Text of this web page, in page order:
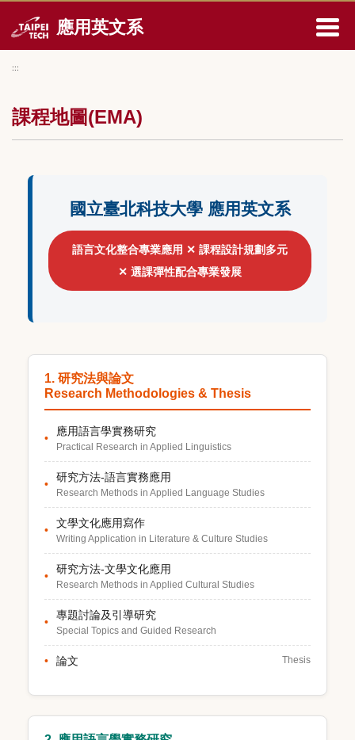
到
區
應用英文系
:::
課程地圖(EMA)
國立臺北科技大學 應用英文系
語言文化整合專業應用 ✕ 課程設計規劃多元
✕ 選課彈性配合專業發展
1. 研究法與論文
Research Methodologies & Thesis
應用語言學實務研究
Practical Research in Applied Linguistics
研究方法-語言實務應用
Research Methods in Applied Language Studies
文學文化應用寫作
Writing Application in Literature & Culture Studies
研究方法-文學文化應用
Research Methods in Applied Cultural Studies
專題討論及引導研究
Special Topics and Guided Research
論文 Thesis